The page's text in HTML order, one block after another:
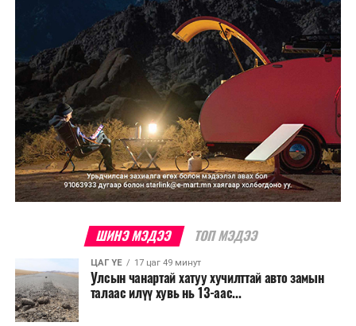
бизнесийн үйл ажиллагаа өргөжих, үл хөдлөх
хөрөнгийн үнэ цэнэ өсөх зэрэг эдийн засгийн эерэг
үр нөлөө үзүүлнэ гэж тооцсон байна.
Трамвай нь цахилгаан эрчим хүчээр ажилладаг тул
ашиглалтын явцад агаар бохирдуулагч бодис шууд
ялгаруулахгүй. Иргэд хувийн автомашинаас их
багтаамжийн нийтийн тээвэрт шилжсэнээр замын
хөдөлгөөний ачаалал, нүүрстөрөгчийн давхар исэл
болон бусад хүлэмжийн хийн ялгарлыг бууруулах ач
холбогдолтой.
Түгжрэлээс үүдэлтэй эдийн засгийн алдагдлыг
түгжрэлд саатахдаа 3.45 литр шатахууныг үр ашиггүй
зарцуулдаг байна. Ингэснээр нэг жолооч өдөрт
8,238.6 төгрөг, жилд 1.7 сая гаруй төгрөгийн
ШИНЭ МЭДЭЭ ТОП МЭДЭЭ
ЦАГ ҮЕ 17 цаг 49 минут
Улсын чанартай хатуу хучилттай авто замын
талаас илүү хувь нь 13-аас...